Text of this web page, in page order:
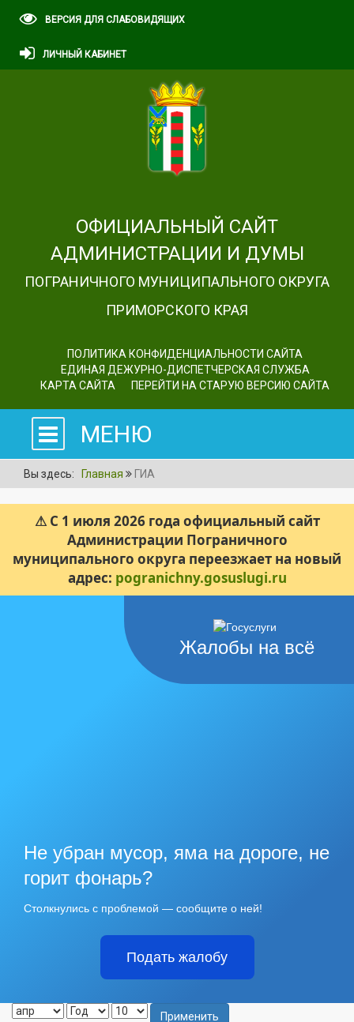
ВЕРСИЯ ДЛЯ СЛАБОВИДЯЩИХ
ЛИЧНЫЙ КАБИНЕТ
ОФИЦИАЛЬНЫЙ САЙТ
АДМИНИСТРАЦИИ И ДУМЫ
ПОГРАНИЧНОГО МУНИЦИПАЛЬНОГО ОКРУГА
ПРИМОРСКОГО КРАЯ
ПОЛИТИКА КОНФИДЕНЦИАЛЬНОСТИ САЙТА
ЕДИНАЯ ДЕЖУРНО-ДИСПЕТЧЕРСКАЯ СЛУЖБА
КАРТА САЙТА
ПЕРЕЙТИ НА СТАРУЮ ВЕРСИЮ САЙТА
МЕНЮ
Вы здесь: Главная ГИА
⚠ С 1 июля 2026 года официальный сайт
Администрации Пограничного
муниципального округа переезжает на новый
адрес: pogranichny.gosuslugi.ru
Жалобы на всё
Не убран мусор, яма на дороге, не
горит фонарь?
Столкнулись с проблемой — сообщите о ней!
Подать жалобу
Применить